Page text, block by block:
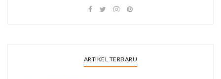
ARTIKEL TERBARU